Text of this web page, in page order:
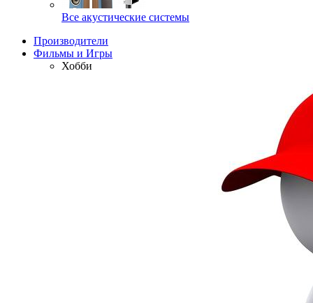
Все акустические системы
Производители
Фильмы и Игры
Хобби